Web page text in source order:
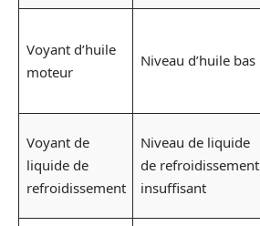
Voyant d’huile
moteur
Niveau d’huile bas
Voyant de
liquide de
refroidissement
Niveau de liquide
de refroidissement
insuffisant